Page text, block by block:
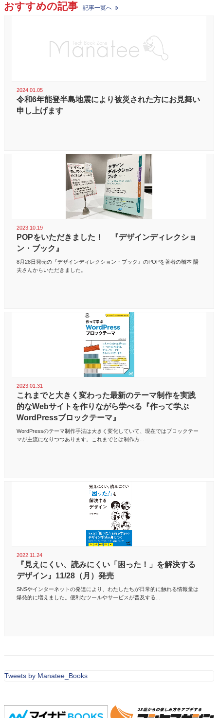
おすすめの記事 記事一覧へ
2024.01.05
令和6年能登半島地震により被災された方にお見舞い
申し上げます
2023.10.19
POPをいただきました！ 『デザインディレクショ
ン・ブック』
8月28日発売の『デザインディレクション・ブック』のPOPを著者の橋本 陽
夫さんからいただきました。
2023.01.31
これまでと大きく変わった最新のテーマ制作を実践
的なWebサイトを作りながら学べる『作って学ぶ
WordPressブロックテーマ』
WordPressのテーマ制作手法は大きく変化していて、現在ではブロックテー
マが主流になりつつあります。これまでとは制作方...
2022.11.24
『見えにくい、読みにくい「困った！」を解決する
デザイン』11/28（月）発売
SNSやインターネットの発達により、わたしたちが日常的に触れる情報量は
爆発的に増えました。便利なツールやサービスが普及する...
Tweets by Manatee_Books